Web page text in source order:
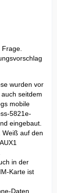
wurden vor
seitdem
mobile
5821e-
eingebaut.
Weiß auf den
in der
Karte ist
Daten